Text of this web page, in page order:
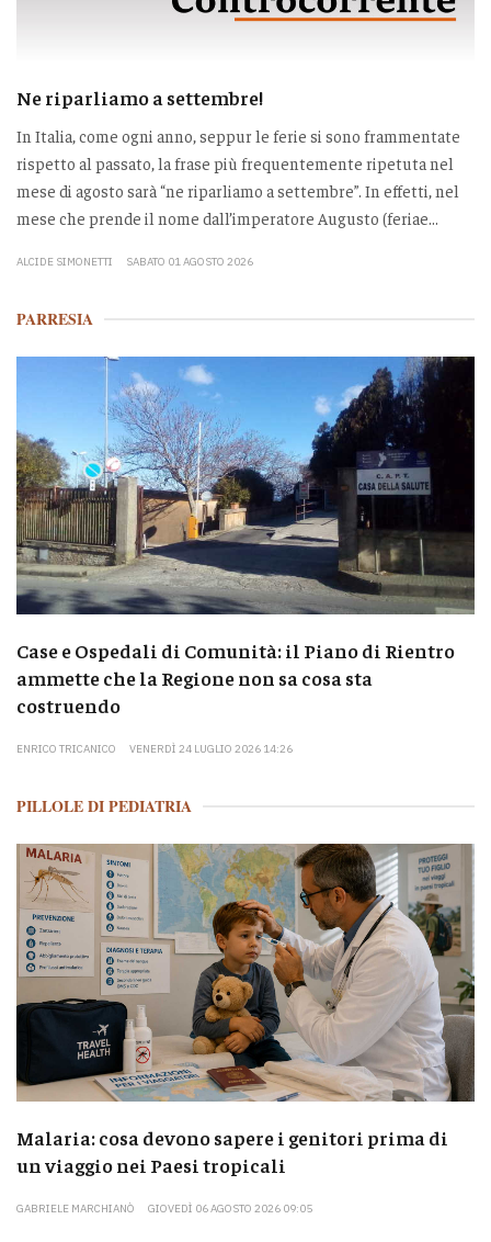
Ne riparliamo a settembre!
In Italia, come ogni anno, seppur le ferie si sono frammentate
rispetto al passato, la frase più frequentemente ripetuta nel
mese di agosto sarà “ne riparliamo a settembre”. In effetti, nel
mese che prende il nome dall’imperatore Augusto (feriae...
ALCIDE SIMONETTI SABATO 01 AGOSTO 2026
PARRESIA
Case e Ospedali di Comunità: il Piano di Rientro
ammette che la Regione non sa cosa sta
costruendo
ENRICO TRICANICO VENERDÌ 24 LUGLIO 2026 14:26
PILLOLE DI PEDIATRIA
Malaria: cosa devono sapere i genitori prima di
un viaggio nei Paesi tropicali
GABRIELE MARCHIANÒ GIOVEDÌ 06 AGOSTO 2026 09:05